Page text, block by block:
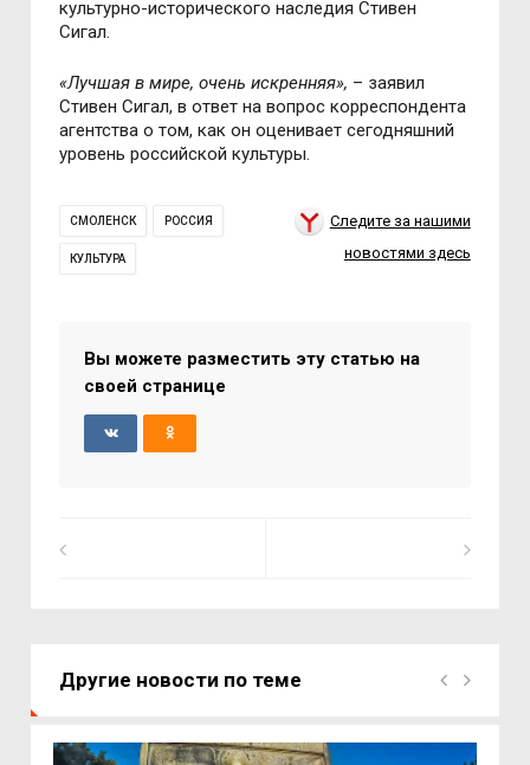
культурно-исторического наследия Стивен
Сигал.
«Лучшая в мире, очень искренняя», – заявил
Стивен Сигал, в ответ на вопрос корреспондента
агентства о том, как он оценивает сегодняшний
уровень российской культуры.
СМОЛЕНСК РОССИЯ
КУЛЬТУРА
Следите за нашими
новостями здесь
Вы можете разместить эту статью на
своей странице
Другие новости по теме